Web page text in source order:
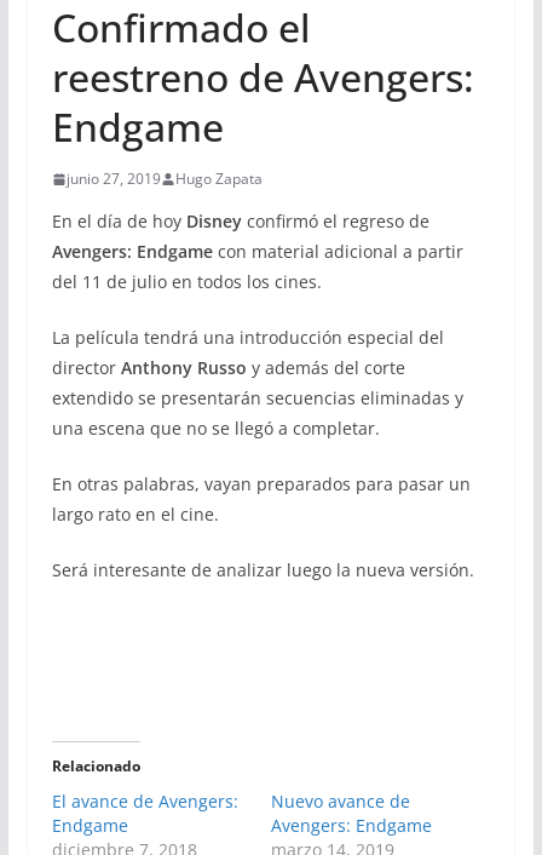
Confirmado el
reestreno de Avengers:
Endgame
junio 27, 2019 Hugo Zapata
En el día de hoyDisneyconfirmó el regreso de
Avengers: Endgamecon material adicional a partir
del 11 de julio en todos los cines.
La película tendrá una introducción especial del
director Anthony Russo y además del corte
extendido se presentarán secuencias eliminadas y
una escena que no se llegó a completar.
En otras palabras, vayan preparados para pasar un
largo rato en el cine.
Será interesante de analizar luego la nueva versión.
Relacionado
El avance de Avengers:
Endgame
diciembre 7, 2018
Nuevo avance de
Avengers: Endgame
marzo 14, 2019